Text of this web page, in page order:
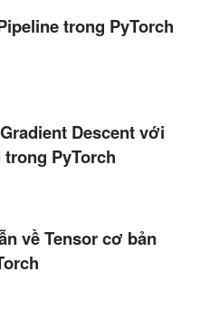
trong PyTorch
Descent với
PyTorch
về Tensor cơ bản